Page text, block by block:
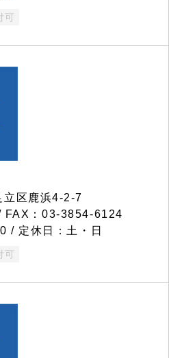
可
区鹿浜4-2-7
：03-3854-6124
/ 定休日：土・日
可